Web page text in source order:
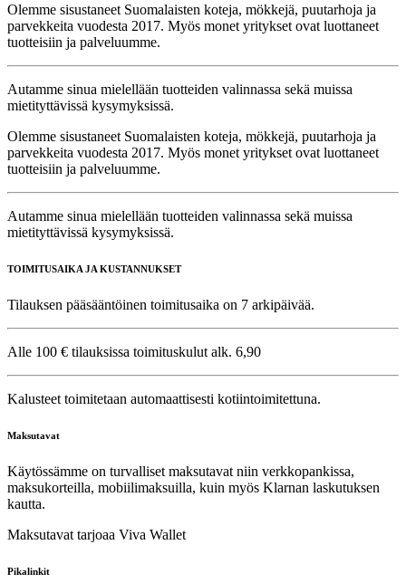
Olemme sisustaneet Suomalaisten koteja, mökkejä, puutarhoja ja
parvekkeita vuodesta 2017. Myös monet yritykset ovat luottaneet
tuotteisiin ja palveluumme.
Autamme sinua mielellään tuotteiden valinnassa sekä muissa
mietityttävissä kysymyksissä.
Olemme sisustaneet Suomalaisten koteja, mökkejä, puutarhoja ja
parvekkeita vuodesta 2017. Myös monet yritykset ovat luottaneet
tuotteisiin ja palveluumme.
Autamme sinua mielellään tuotteiden valinnassa sekä muissa
mietityttävissä kysymyksissä.
TOIMITUSAIKA JA KUSTANNUKSET
Tilauksen pääsääntöinen toimitusaika on 7 arkipäivää.
Alle 100 € tilauksissa toimituskulut alk. 6,90
Kalusteet toimitetaan automaattisesti kotiintoimitettuna.
Maksutavat
Käytössämme on turvalliset maksutavat niin verkkopankissa,
maksukorteilla, mobiilimaksuilla, kuin myös Klarnan laskutuksen
kautta.
Maksutavat tarjoaa Viva Wallet
Pikalinkit